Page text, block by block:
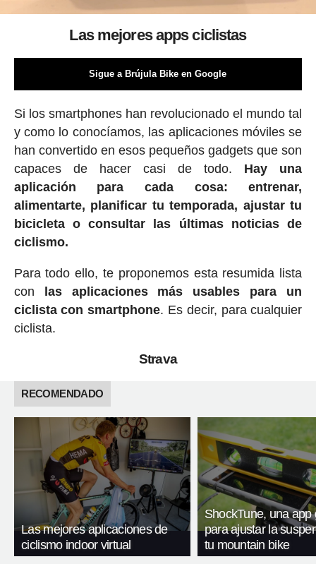
Las mejores apps ciclistas
Sigue a Brújula Bike en Google
Si los smartphones han revolucionado el mundo tal
y como lo conocíamos, las aplicaciones móviles se
han convertido en esos pequeños gadgets que son
capaces de hacer casi de todo. Hay una
aplicación para cada cosa: entrenar,
alimentarte, planificar tu temporada, ajustar tu
bicicleta o consultar las últimas noticias de
ciclismo.
Para todo ello, te proponemos esta resumida lista
con las aplicaciones más usables para un
ciclista con smartphone. Es decir, para cualquier
ciclista.
Strava
RECOMENDADO
Las mejores aplicaciones de
ciclismo indoor virtual
ShockTune, una app
para ajustar la
tu mountain bike